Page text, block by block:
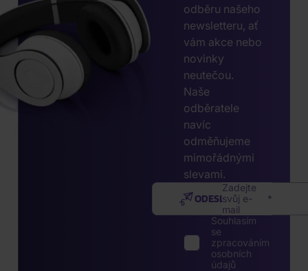
odběru našeho
newsletteru, ať
vám akce nebo
novinky
neutečou.
Naše
odběratele
navíc
odměňujeme
mimořádnými
slevami.
Zadejte
svůj e-
mail
ODESLAT
Souhlasím
se
zpracováním
osobních
údajů